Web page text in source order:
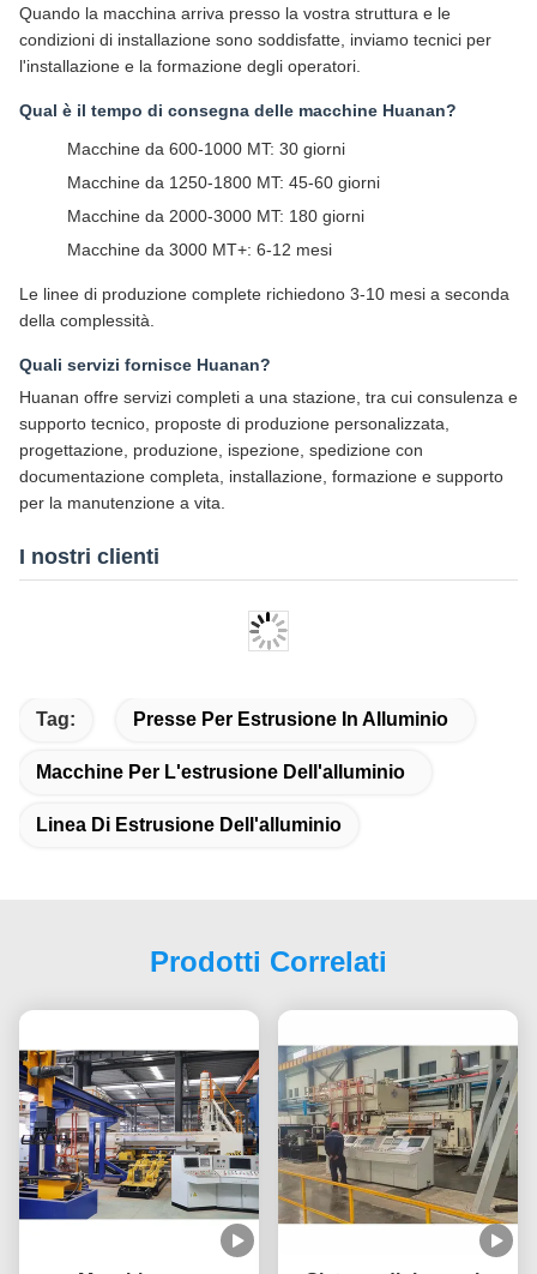
Quando la macchina arriva presso la vostra struttura e le
condizioni di installazione sono soddisfatte, inviamo tecnici per
l'installazione e la formazione degli operatori.
Qual è il tempo di consegna delle macchine Huanan?
Macchine da 600-1000 MT: 30 giorni
Macchine da 1250-1800 MT: 45-60 giorni
Macchine da 2000-3000 MT: 180 giorni
Macchine da 3000 MT+: 6-12 mesi
Le linee di produzione complete richiedono 3-10 mesi a seconda
della complessità.
Quali servizi fornisce Huanan?
Huanan offre servizi completi a una stazione, tra cui consulenza e
supporto tecnico, proposte di produzione personalizzata,
progettazione, produzione, ispezione, spedizione con
documentazione completa, installazione, formazione e supporto
per la manutenzione a vita.
I nostri clienti
Tag: Presse Per Estrusione In Alluminio
Macchine Per L'estrusione Dell'alluminio